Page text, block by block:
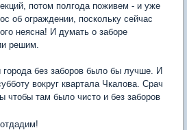
потом полгода поживем - и уже
об ограждении, поскольку сейчас
неясна! И думать о заборе
решим.
города без заборов было бы лучше. И
вокруг квартала Чкалова. Срач
чтобы там было чисто и без заборов